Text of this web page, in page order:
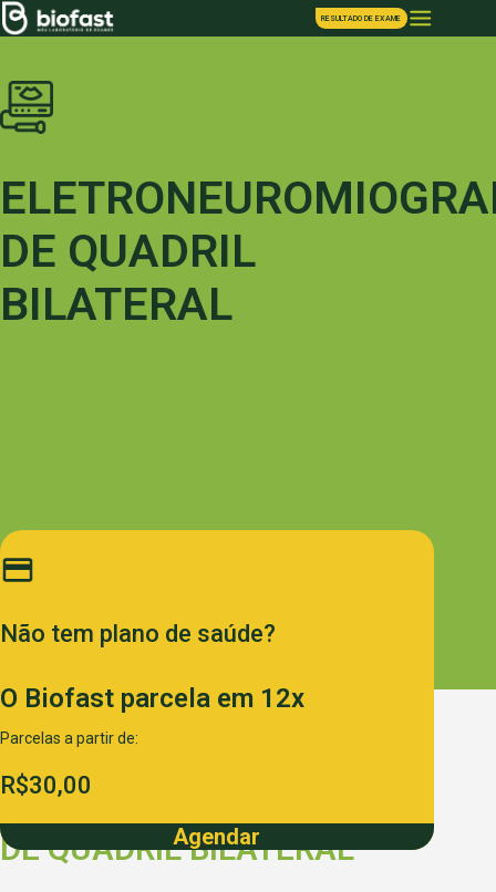
RESULTADO DE EXAME
DE QUADRIL
BILATERAL
Não tem plano de saúde?
O Biofast parcela em 12x
Parcelas a partir de:
R$30,00
Agendar
Informações ao paciente e
preparo
DE QUADRIL BILATERAL